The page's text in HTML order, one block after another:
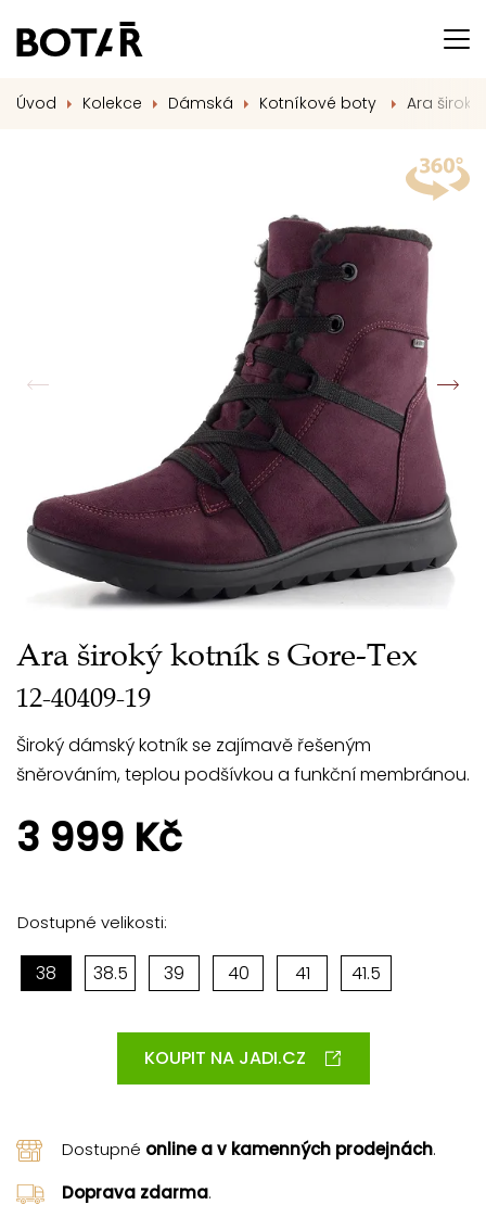
Úvod Kolekce Dámská Kotníkové boty Ara
Ara široký kotník s Gore-Tex
12-40409-19
Široký dámský kotník se zajímavě řešeným
šněrováním, teplou podšívkou a funkční membránou.
3 999 Kč
Dostupné velikosti:
38 38.5 39 40 41 41.5
KOUPIT NA JADI.CZ
Dostupné online a v kamenných prodejnách.
Doprava zdarma.